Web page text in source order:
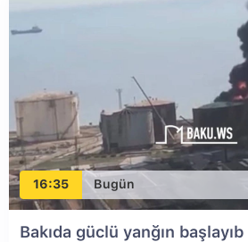
16:35 Bugün
Bakıda güclü yanğın başlayıb